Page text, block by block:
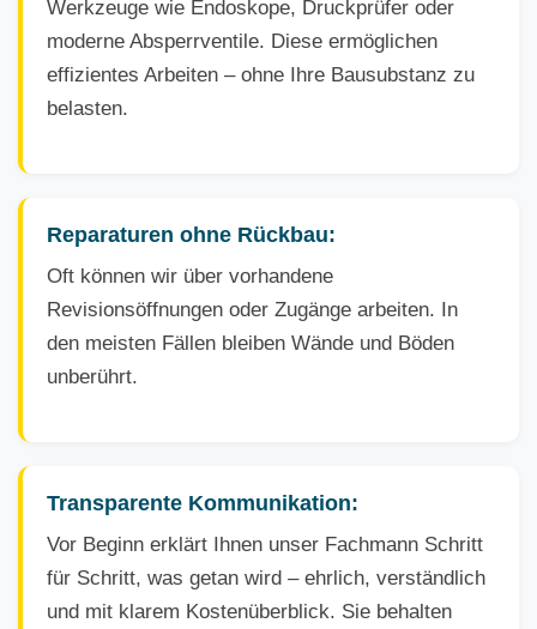
Werkzeuge wie Endoskope, Druckprüfer oder
moderne Absperrventile. Diese ermöglichen
effizientes Arbeiten – ohne Ihre Bausubstanz zu
belasten.
Reparaturen ohne Rückbau:
Oft können wir über vorhandene
Revisionsöffnungen oder Zugänge arbeiten. In
den meisten Fällen bleiben Wände und Böden
unberührt.
Transparente Kommunikation:
Vor Beginn erklärt Ihnen unser Fachmann Schritt
für Schritt, was getan wird – ehrlich, verständlich
und mit klarem Kostenüberblick. Sie behalten